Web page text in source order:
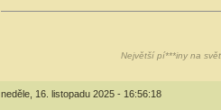
Největší pí***iny na
neděle, 16. listopadu 2025 - 16:56:18